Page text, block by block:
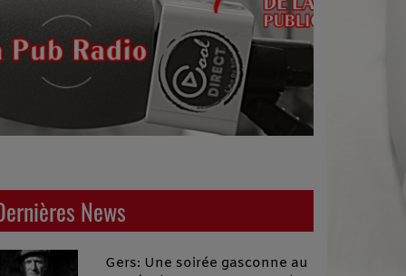
News
Gers: Une soirée gasconne au